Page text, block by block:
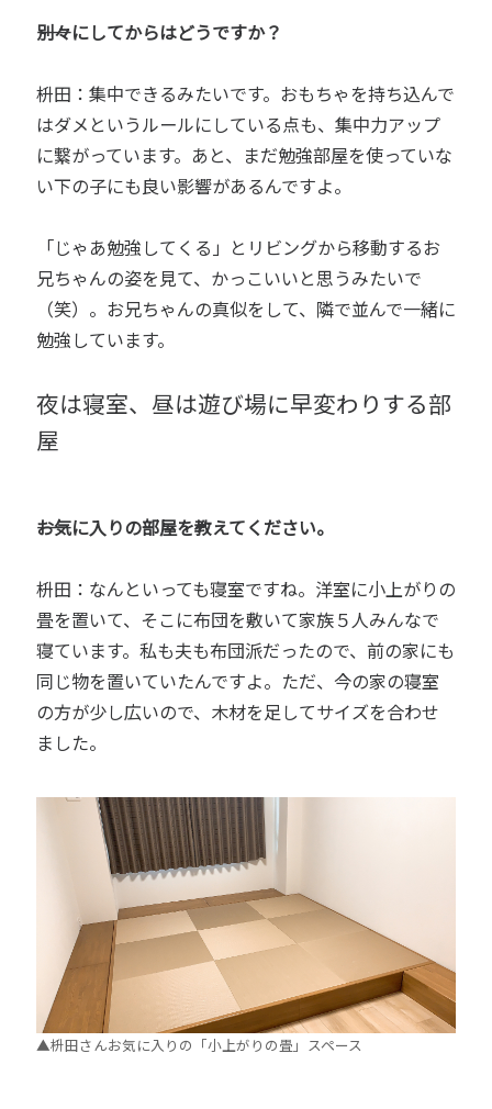
――別々にしてからはどうですか？
枡田：集中できるみたいです。おもちゃを持ち込んで
はダメというルールにしている点も、集中力アップ
に繋がっています。あと、まだ勉強部屋を使っていな
い下の子にも良い影響があるんですよ。
「じゃあ勉強してくる」とリビングから移動するお
兄ちゃんの姿を見て、かっこいいと思うみたいで
（笑）。お兄ちゃんの真似をして、隣で並んで一緒に
勉強しています。
夜は寝室、昼は遊び場に早変わりする部
屋
――お気に入りの部屋を教えてください。
枡田：なんといっても寝室ですね。洋室に小上がりの
畳を置いて、そこに布団を敷いて家族５人みんなで
寝ています。私も夫も布団派だったので、前の家にも
同じ物を置いていたんですよ。ただ、今の家の寝室
の方が少し広いので、木材を足してサイズを合わせ
ました。
▲枡田さんお気に入りの「小上がりの畳」スペース